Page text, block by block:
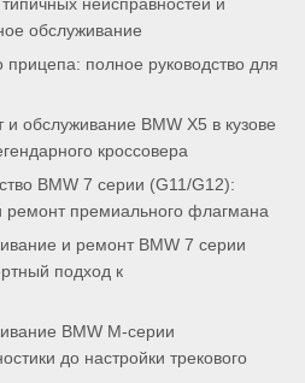
неисправностей и
обслуживание
прицепа: полное руководство для
обслуживание BMW X5 в кузове
кроссовера
BMW 7 серии (G11/G12):
ремонт премиального флагмана
и ремонт BMW 7 серии
подход к
BMW M-серии
до настройки трекового